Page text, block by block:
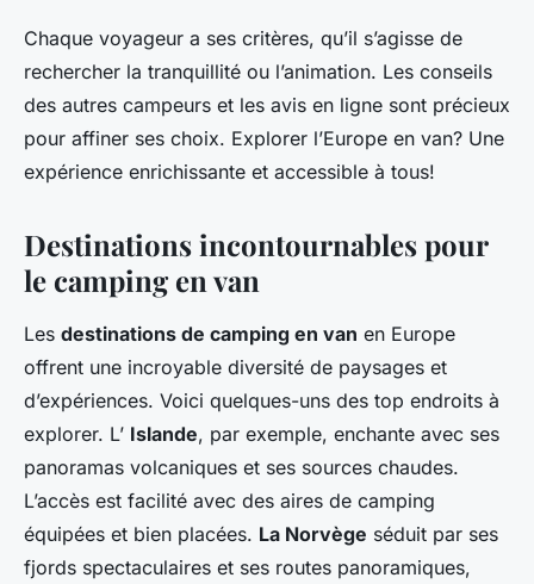
Chaque voyageur a ses critères, qu’il s’agisse de
rechercher la tranquillité ou l’animation. Les conseils
des autres campeurs et les avis en ligne sont précieux
pour affiner ses choix. Explorer l’Europe en van? Une
expérience enrichissante et accessible à tous!
Destinations incontournables pour
le camping en van
Les destinations de camping en van en Europe
offrent une incroyable diversité de paysages et
d’expériences. Voici quelques-uns des top endroits à
explorer. L’ Islande, par exemple, enchante avec ses
panoramas volcaniques et ses sources chaudes.
L’accès est facilité avec des aires de camping
équipées et bien placées. La Norvège séduit par ses
fjords spectaculaires et ses routes panoramiques,